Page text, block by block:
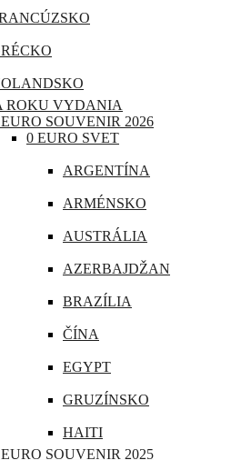
ROKU VYDANIA
SOUVENIR 2026
0 EURO SVET
ARGENTÍNA
ARMÉNSKO
AUSTRÁLIA
AZERBAJDŽAN
BRAZÍLIA
ČÍNA
EGYPT
GRUZÍNSKO
HAITI
SOUVENIR 2025